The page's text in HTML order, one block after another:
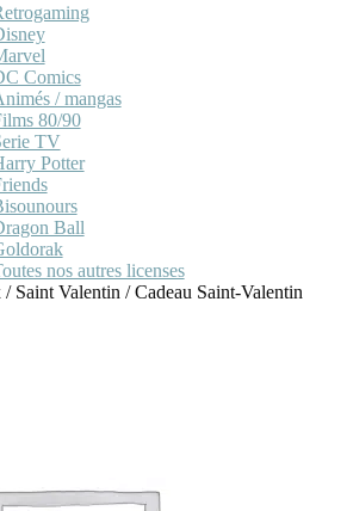
Comics
/ mangas
80/90
TV
Potter
Ball
nos autres licenses
/ Saint Valentin /Cadeau Saint-Valentin